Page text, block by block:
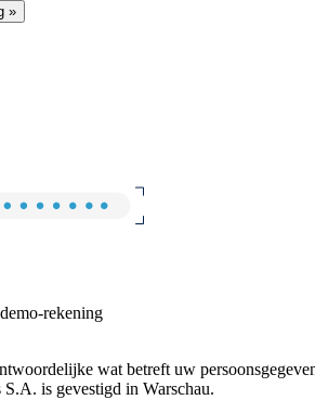
»
rekening
wat betreft uw
is gevestigd in Warschau.